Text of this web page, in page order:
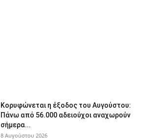
Κορυφώνεται η έξοδος του Αυγούστου:
Πάνω από 56.000 αδειούχοι αναχωρούν
σήμερα...
8 Αυγούστου 2026